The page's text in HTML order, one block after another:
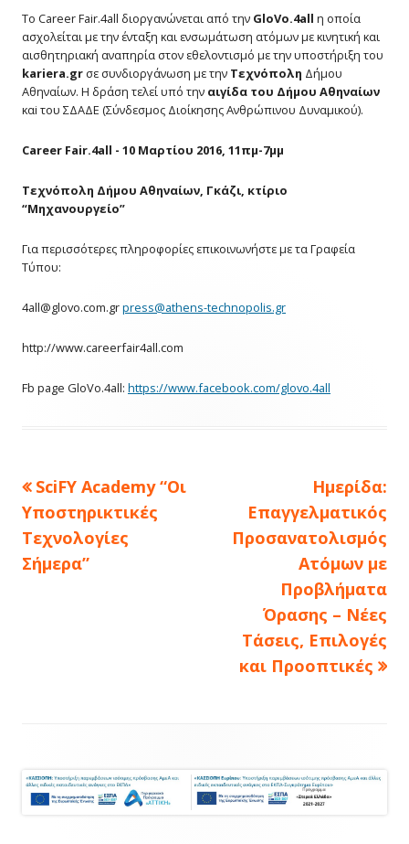
Το Career Fair.4all διοργανώνεται από την GloVo.4all η οποία
ασχολείται με την ένταξη και ενσωμάτωση ατόμων με κινητική και
αισθητηριακή αναπηρία στον εθελοντισμό με την υποστήριξη του
kariera.gr σε συνδιοργάνωση με την Τεχνόπολη Δήμου
Αθηναίων. Η δράση τελεί υπό την αιγίδα του Δήμου Αθηναίων
καi του ΣΔΑΔΕ (Σύνδεσμος Διοίκησης Ανθρώπινου Δυναμικού).
Career Fair.4all - 10 Μαρτίου 2016, 11πμ-7μμ
Τεχνόπολη Δήμου Αθηναίων, Γκάζι, κτίριο
“Μηχανουργείο”
Για περισσότερες πληροφορίες επικοινωνήστε με τα Γραφεία
Τύπου:
4all@glovo.com.grpress@athens-technopolis.gr
http://www.careerfair4all.com
Fb page GloVo.4all: https://www.facebook.com/glovo.4all
Πλοήγηση
άρθρων
Previous
article:
SciFY Academy “Οι
Υποστηρικτικές
Τεχνολογίες
Σήμερα”
Next
article:
Ημερίδα:
Επαγγελματικός
Προσανατολισμός
Ατόμων με
Προβλήματα
Όρασης – Νέες
Τάσεις, Επιλογές
και Προοπτικές